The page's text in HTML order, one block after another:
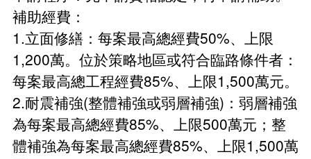
補助經費：
1.立面修繕：每案最高總經費50%、上限
1,200萬。位於策略地區或符合臨路條件者：
每案最高總工程經費85%、上限1,500萬元。
2.耐震補強(整體補強或弱層補強)：弱層補強
為每案最高總經費85%、上限500萬元；整
體補強為每案最高總經費85%、上限1,500萬